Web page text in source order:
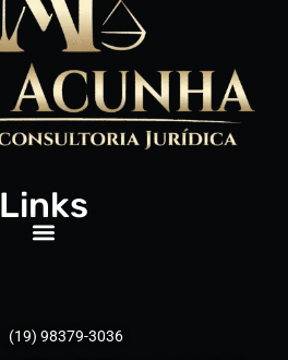
Links
(19) 98379-3036